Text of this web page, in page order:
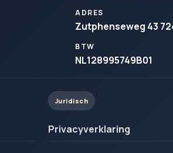
ADRES
Zutphenseweg 43
BTW
NL128995749B01
Juridisch
Privacyverklaring